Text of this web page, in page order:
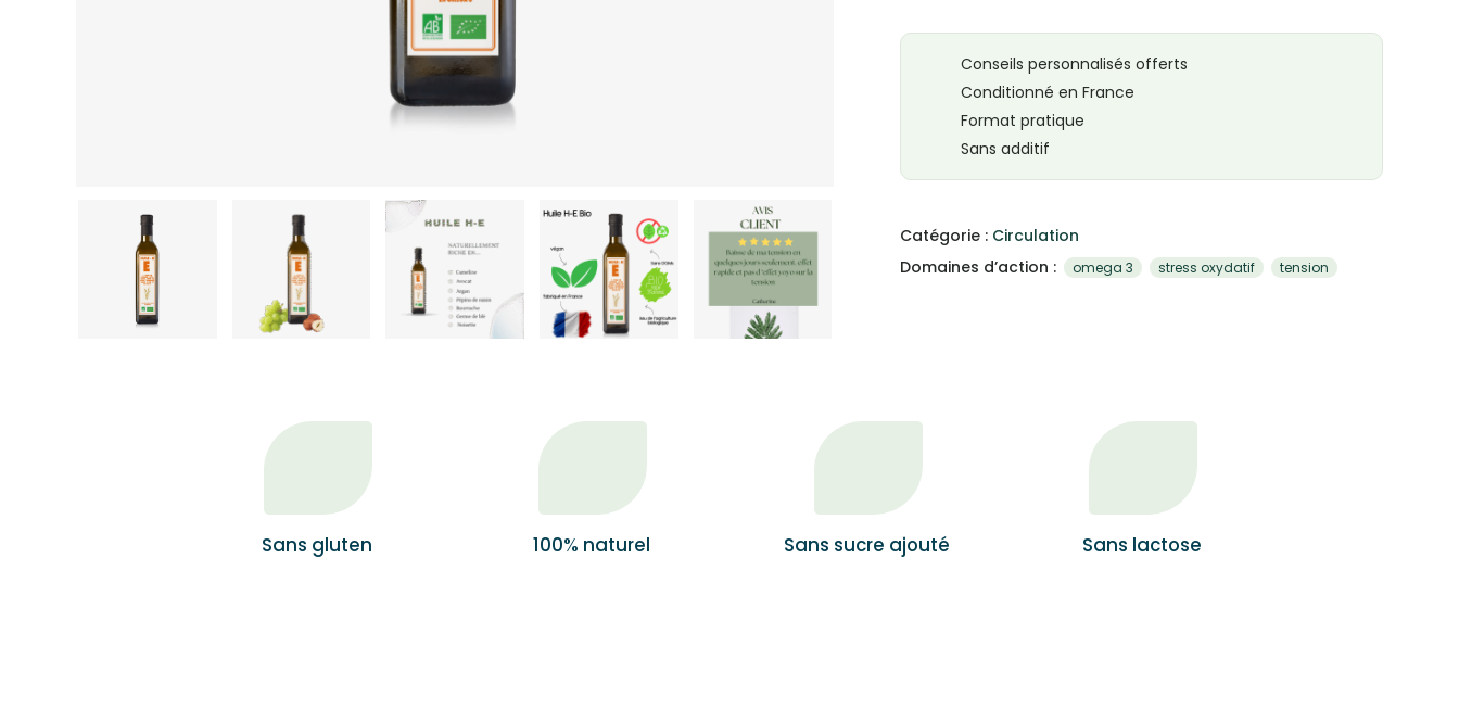
Conseils personnalisés offerts
Conditionné en France
Format pratique
Sans additif
Catégorie : Circulation
Domaines d’action :
omega 3 stress oxydatif tension
Sans gluten 100% naturel Sans sucre ajouté Sans lactose